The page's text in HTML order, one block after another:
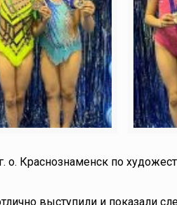
Краснознаменск по
выступили и показали